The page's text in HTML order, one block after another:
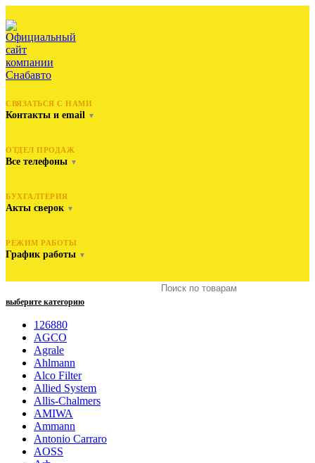
СВЯЗАТЬСЯ С НАМИ
Контакты и email ▼
ОТДЕЛ ПРОДАЖ
Все телефоны ▼
БУХГАЛТЕРИЯ
Акты сверок ▼
РЕЖИМ РАБОТЫ
График работы ▼
выберите категорию
126880
AGCO
Agrale
Ahlmann
Alco Filter
Allied System
Allis-Chalmers
AMIWA
Ammann
Antonio Carraro
AOSS